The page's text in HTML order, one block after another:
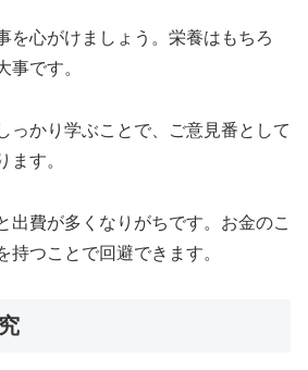
を心がけましょう。栄養はもちろ
事です。
っかり学ぶことで、ご意見番として
ます。
出費が多くなりがちです。お金のこ
持つことで回避できます。